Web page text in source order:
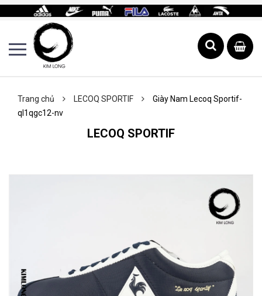
Trang chủ LECOQ SPORTIF
Giày Nam Lecoq Sportif-
ql1qgc12-nv
LECOQ SPORTIF